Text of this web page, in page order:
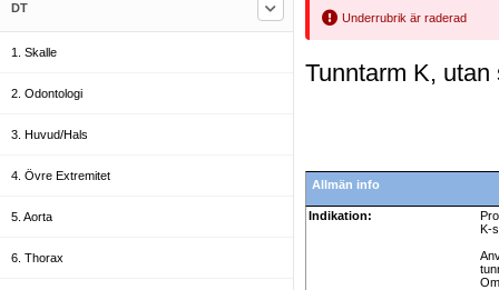
DT
1. Skalle
2. Odontologi
3. Huvud/Hals
4. Övre Extremitet
5. Aorta
6. Thorax
Underrubrik är raderad
Tunntarm K, utan
Allmän info
Indikation:
K-